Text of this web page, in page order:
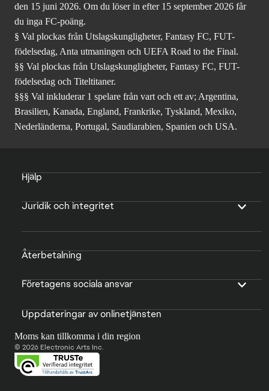
den 15 juni 2026. Om du löser in efter 15 september 2026 får
du inga FC-poäng.
§ Val plockas från Utslagskungligheter, Fantasy FC, FUT-
födelsedag, Anta utmaningen och UEFA Road to the Final.
§§ Val plockas från Utslagskungligheter, Fantasy FC, FUT-
födelsedag och Titeltitaner.
§§§ Val inkluderar 1 spelare från vart och ett av; Argentina,
Brasilien, Kanada, England, Frankrike, Tyskland, Mexiko,
Nederländerna, Portugal, Saudiarabien, Spanien och USA.
Hjälp
Juridik och integritet
Återbetalning
Företagens sociala ansvar
Uppdateringar av onlinetjänsten
Moms kan tillkomma i din region
© 2026 Electronic Arts Inc.